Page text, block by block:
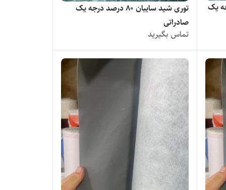
یک
توری شید سایبان ۸۰ درصد درجه یک
صادراتی
تماس بگیرید